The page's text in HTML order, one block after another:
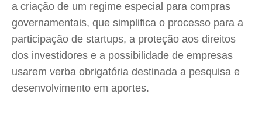
a criação de um regime especial para compras
governamentais, que simplifica o processo para a
participação de startups, a proteção aos direitos
dos investidores e a possibilidade de empresas
usarem verba obrigatória destinada a pesquisa e
desenvolvimento em aportes.